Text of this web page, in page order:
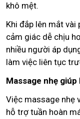
khô mệt.
Khi đắp lên mắt
cảm giác dễ chịu
nhiều người áp
làm việc liên tục
Massage nhẹ
Việc massage nhẹ
hỗ trợ tuần hoàn